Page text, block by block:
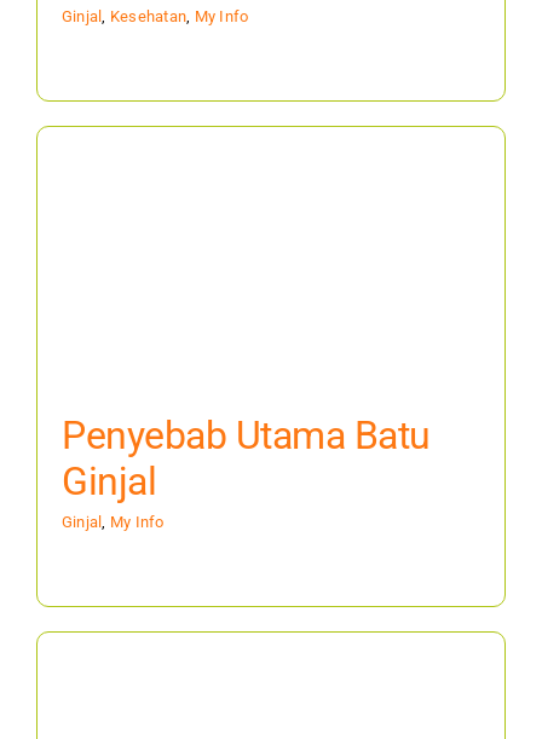
Ginjal Kesehatan My Info
Penyebab Utama Batu
Ginjal
Ginjal, My Info